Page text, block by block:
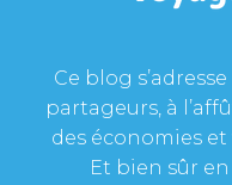
Ce blog
partageurs, à
des économies
Et bien sûr